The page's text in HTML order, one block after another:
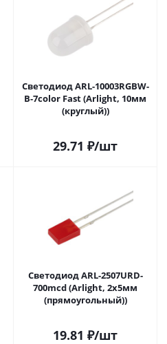
Светодиод ARL-10003RGBW-
B-7color Fast (Arlight, 10мм
(круглый))
29.71 ₽/шт
Светодиод ARL-2507URD-
700mcd (Arlight, 2x5мм
(прямоугольный))
19.81 ₽/шт